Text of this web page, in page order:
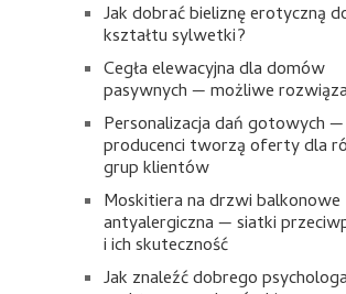
Jak dobrać bieliznę erotyczną
kształtu sylwetki?
Cegła elewacyjna dla domów
pasywnych — możliwe
Personalizacja dań gotowych
producenci tworzą oferty dla
grup klientów
Moskitiera na drzwi balkonowe
antyalergiczna — siatki
i ich skuteczność
Jak znaleźć dobrego